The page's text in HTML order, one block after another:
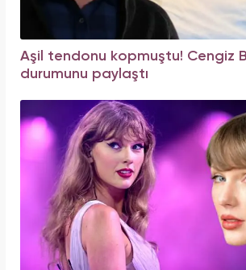
Aşil tendonu kopmuştu! Cengiz
durumunu paylaştı